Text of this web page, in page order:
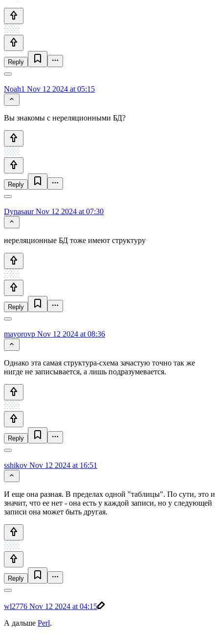
Reply
Noah1 Nov 12 2024 at 05:15
Вы знакомы с нереляционными БД?
Reply
DynasaurNov 12 2024 at 07:30
нереляционные БД тоже имеют структуру
Reply
mayorovp Nov 12 2024 at 08:36
Однако эта самая структура-схема зачастую точно так же
нигде не записывается, а лишь подразумевается.
Reply
sshikov Nov 12 2024 at 16:51
И еще она разная. В пределах одной "таблицы". По сути, это и
значит, что ее нет - она есть у каждой записи, но у следующей
записи она может быть другая.
Reply
wl2776 Nov 12 2024 at 04:15
А дальше Perl.